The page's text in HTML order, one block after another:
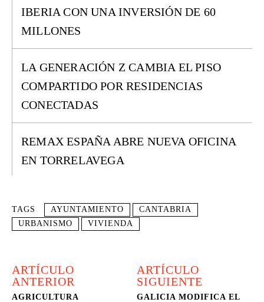
IBERIA CON UNA INVERSIÓN DE 60
MILLONES
LA GENERACIÓN Z CAMBIA EL PISO
COMPARTIDO POR RESIDENCIAS
CONECTADAS
REMAX ESPAÑA ABRE NUEVA OFICINA
EN TORRELAVEGA
TAGS AYUNTAMIENTO
CANTABRIA
URBANISMO
VIVIENDA
ARTÍCULO
ANTERIOR
AGRICULTURA
ARTÍCULO
SIGUIENTE
GALICIA MODIFICA EL